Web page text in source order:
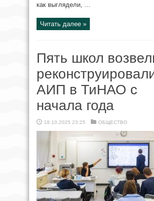
как выглядели, ...
Читать далее »
Пять школ
АИП в ТиНАО с
начала года
18.10.2025 23:25 ОБЩЕСТВО